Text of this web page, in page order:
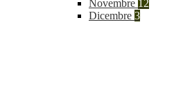
Novembre 12
Dicembre 3